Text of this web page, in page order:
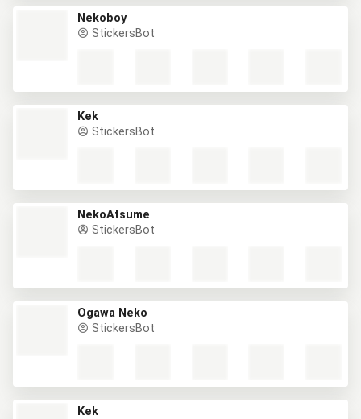
Nekoboy
StickersBot
Kek
StickersBot
NekoAtsume
StickersBot
Ogawa Neko
StickersBot
Kek